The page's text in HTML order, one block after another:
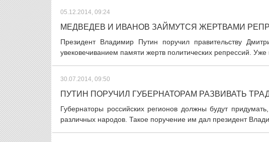
05.12.2014, 09:24
МЕДВЕДЕВ И ИВАНОВ ЗАЙМУТСЯ ЖЕРТВАМИ
Президент Владимир Путин поручил правительству
увековечиванием памяти жертв политических репрессий. Уже
30.07.2014, 09:50
ПУТИН ПОРУЧИЛ ГУБЕРНАТОРАМ РАЗВИВАТЬ
Губернаторы российских регионов должны будут
различных народов. Такое поручение им дал президент